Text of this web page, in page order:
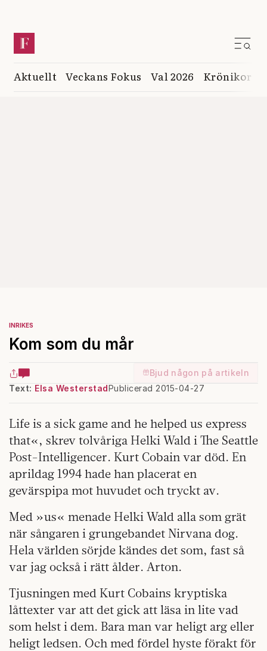
Aktuellt Veckans Fokus Val 2026 Krönikor
INRIKES
Kom som du mår
Bjud någon på artikeln
Text: Elsa WesterstadPublicerad 2015-04-27
Life is a sick game and he helped us express
that«, skrev tolvåriga Helki Wald i The Seattle
Post-Intelligencer. Kurt Cobain var död. En
aprildag 1994 hade han placerat en
gevärspipa mot huvudet och tryckt av.
Med »us« menade Helki Wald alla som grät
när sångaren i grungebandet Nirvana dog.
Hela världen sörjde kändes det som, fast så
var jag också i rätt ålder. Arton.
Tjusningen med Kurt Cobains kryptiska
låttexter var att det gick att läsa in lite vad
som helst i dem. Bara man var heligt arg eller
heligt ledsen. Och med fördel hyste förakt för